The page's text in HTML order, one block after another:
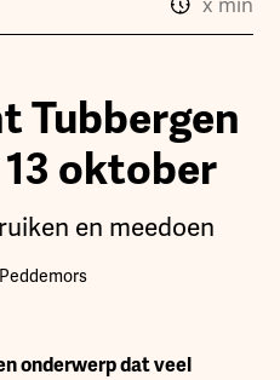
Tubbergen
oktober
en meedoen
onderwerp dat veel